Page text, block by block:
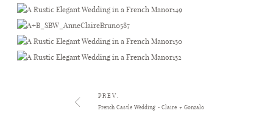
PREV.
French Castle Wedding - Claire + Gonzalo